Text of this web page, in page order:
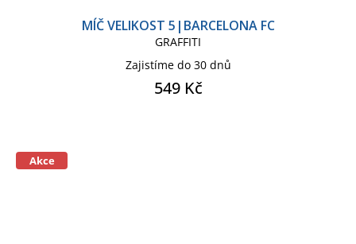
MÍČ VELIKOST 5|BARCELONA FC
GRAFFITI
Zajistíme do 30 dnů
549 Kč
Akce